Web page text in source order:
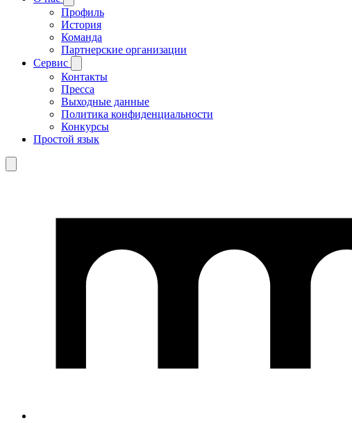
Профиль
История
Команда
Партнерские организации
Сервис
Контакты
Пресса
Выходные данные
Политика конфиденциальности
Конкурсы
Простой язык